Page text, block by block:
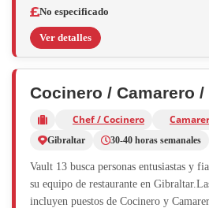
No especificado
Ver detalles
Cocinero / Camarero /
Chef / Cocinero
Gibraltar 30-40 horas semanales
Vault 13 busca personas entusiastas y
su equipo de restaurante en
incluyen puestos de Cocinero y